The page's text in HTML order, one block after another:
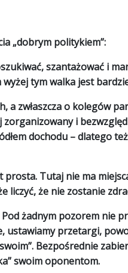
„dobrym politykiem”:
szantażować i
tym walka jest
a zwłaszcza o kolegów
i
dochodu – dlatego
prosta. Tutaj nie ma
liczyć, że nie zostanie
żadnym pozorem nie
ustawiamy przetargi,
Bezpośrednie
swoim oponentom.